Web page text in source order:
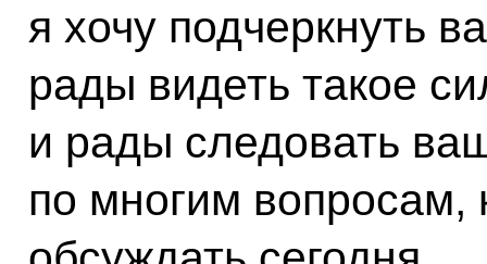
я хочу подчеркнуть
рады видеть такое
и рады следовать
по многим